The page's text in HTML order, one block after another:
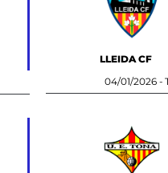
LLEIDA CF
04/01/2026 -